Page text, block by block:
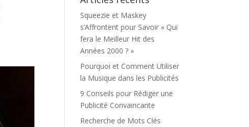
Squeezie et Maskey
s’Affrontent pour Savoir « Qui
fera le Meilleur Hit des
Années 2000 ? »
Pourquoi et Comment Utiliser
la Musique dans les Publicités
9 Conseils pour Rédiger une
Publicité Convaincante
Recherche de Mots Clés